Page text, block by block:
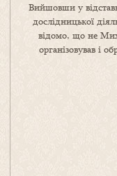
Вийшовши у
дослідницької
відомо, що не
організовував і